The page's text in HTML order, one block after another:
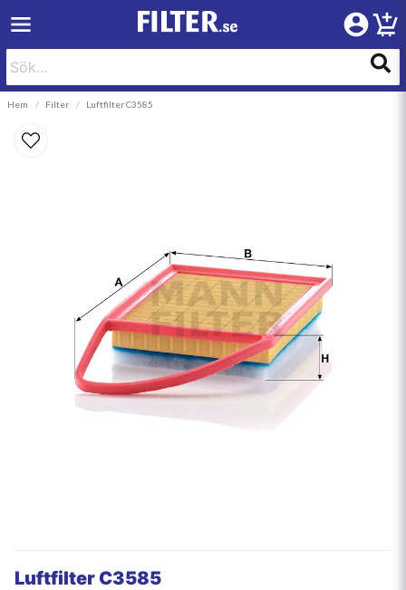
Hem Filter Luftfilter C3585
Luftfilter C3585